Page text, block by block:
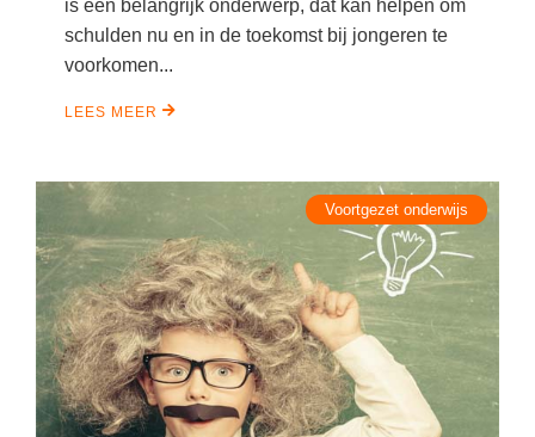
is een belangrijk onderwerp, dat kan helpen om
schulden nu en in de toekomst bij jongeren te
voorkomen...
LEES MEER
Voortgezet onderwijs